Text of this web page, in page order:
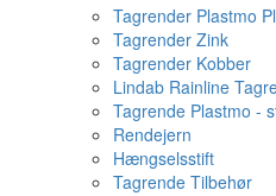
Tagrender Plastmo
Tagrender Zink
Tagrender Kobber
Lindab Rainline
Tagrende Plastmo -
Rendejern
Hængselsstift
Tagrende Tilbehør